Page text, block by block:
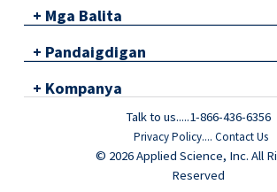
+ Mga Balita
+ Pandaigdigan
+ Kompanya
Talk to us.....1-866-436-6356
Privacy Policy.... Contact Us
© 2026 Applied Science, Inc. All
Reserved